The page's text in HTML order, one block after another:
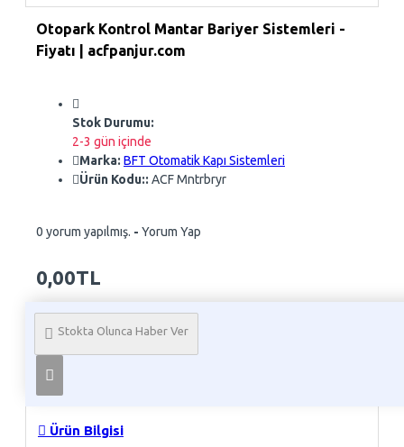
Otopark Kontrol Mantar Bariyer Sistemleri -
Fiyatı | acfpanjur.com
Stok Durumu:
2-3 gün içinde
Marka: BFT Otomatik Kapı Sistemleri
Ürün Kodu:: ACF Mntrbryr
0 yorum yapılmış. - Yorum Yap
0,00TL
Stokta Olunca Haber Ver
Telefon İle Sipariş
Ürün Bilgisi